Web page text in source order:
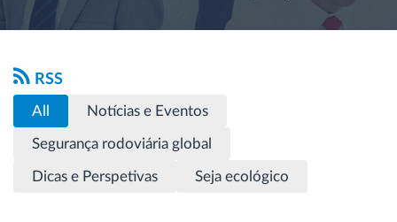
Descarga remota de tacógrafo
Controlo de acesso
Gestão de Combustível
RSS
All Notícias e Eventos
Segurança rodoviária global
Dicas e Perspetivas Seja ecológico